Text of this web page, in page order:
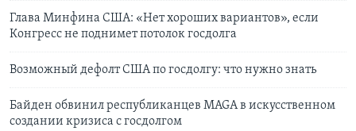
Глава Минфина США: «Нет хороших вариантов», если
Конгресс не поднимет потолок госдолга
Возможный дефолт США по госдолгу: что нужно знать
Байден обвинил республиканцев MAGA в искусственном
создании кризиса с госдолгом